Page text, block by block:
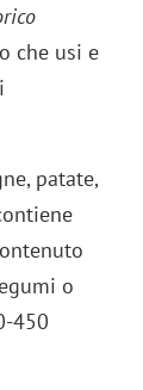
che usi e
patate,
o
450